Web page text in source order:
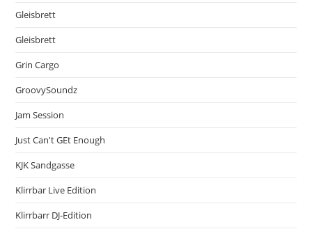
Gleisbrett
Gleisbrett
Grin Cargo
GroovySoundz
Jam Session
Just Can't GEt Enough
KJK Sandgasse
Klirrbar Live Edition
Klirrbarr DJ-Edition